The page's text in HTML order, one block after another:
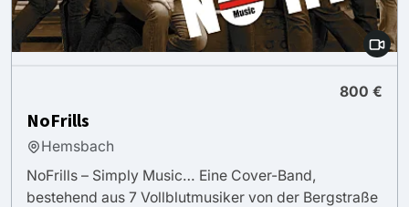
800 €
NoFrills
Hemsbach
NoFrills – Simply Music… Eine Cover-Band,
bestehend aus 7 Vollblutmusiker von der Bergstraße